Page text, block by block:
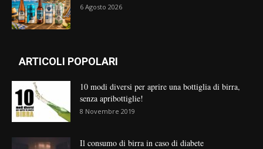
6 Agosto 2026
ARTICOLI POPOLARI
10 modi diversi per aprire una bottiglia di birra,
senza apribottiglie!
8 Novembre 2019
Il consumo di birra in caso di diabete